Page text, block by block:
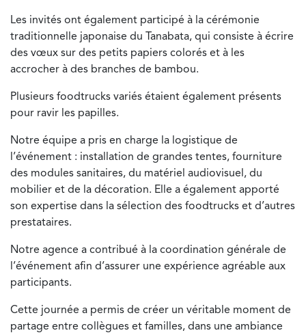
Les invités ont également participé à la cérémonie
traditionnelle japonaise du Tanabata, qui consiste à écrire
des vœux sur des petits papiers colorés et à les
accrocher à des branches de bambou.
Plusieurs foodtrucks variés étaient également présents
pour ravir les papilles.
Notre équipe a pris en charge la logistique de
l’événement : installation de grandes tentes, fourniture
des modules sanitaires, du matériel audiovisuel, du
mobilier et de la décoration. Elle a également apporté
son expertise dans la sélection des foodtrucks et d’autres
prestataires.
Notre agence a contribué à la coordination générale de
l’événement afin d’assurer une expérience agréable aux
participants.
Cette journée a permis de créer un véritable moment de
partage entre collègues et familles, dans une ambiance